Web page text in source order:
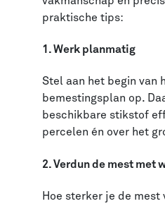
praktische tips:
1.Werk planmatig
Stel aan het begin van
bemestingsplan op.
beschikbare stikstof
percelen én over het
2.Verdun de mest met
Hoe sterker je de mest